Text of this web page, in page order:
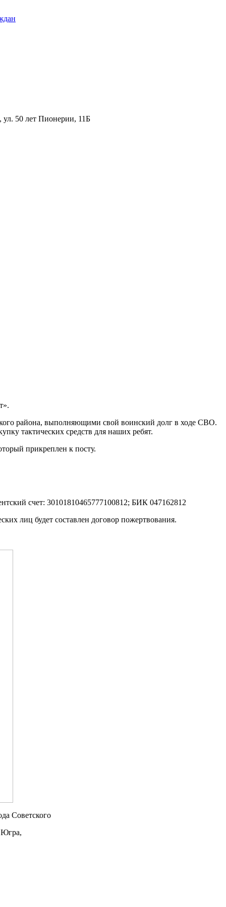
50 лет Пионерии, 11Б
района, выполняющими свой воинский долг в ходе СВО.
тактических средств для наших ребят.
прикреплен к посту.
счет: 30101810465777100812; БИК 047162812
лиц будет составлен договор пожертвования.
Советского
Югра,